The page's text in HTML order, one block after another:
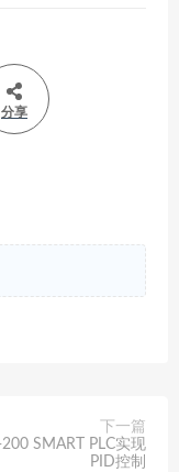
分享
下一篇
SMART PLC实现
PID控制